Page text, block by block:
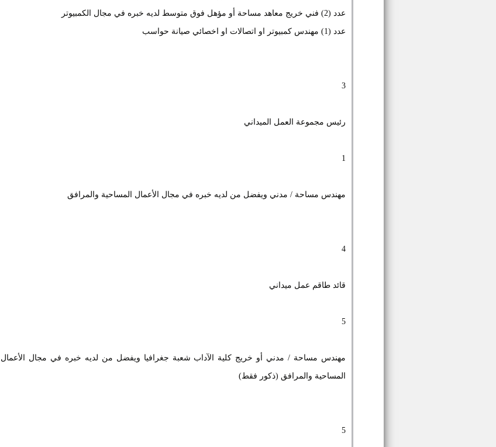
عدد (2) فني خريج معاهد مساحة أو مؤهل فوق متوسط لديه خبره في مجال الكمبيوتر
عدد (1) مهندس كمبيوتر او اتصالات او اخصائي صيانة حواسب
3
رئيس مجموعة العمل الميداني
1
مهندس مساحة / مدني ويفضل من لديه خبره في مجال الأعمال المساحية والمرافق
4
قائد طاقم عمل ميداني
5
مهندس مساحة / مدني أو خريج كلية الآداب شعبة جغرافيا ويفضل من لديه خبره في مجال الأعمال
المساحية والمرافق (ذكور فقط)
5